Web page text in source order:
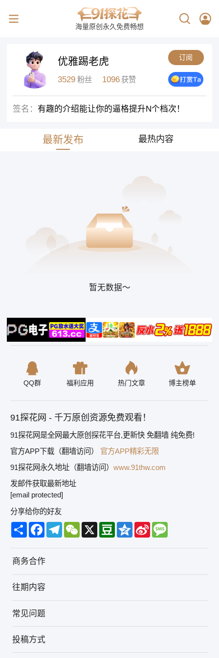
海量原创永久免费畅想
优雅踢老虎 订阅
3529 粉丝 1096 获赞
签名： 有趣的介绍能让你的逼格提升N个档次！
最新发布 最热内容
暂无数据～
QQ群 福利应用 热门文章 博主榜单
91探花网 - 千万原创资源免费观看！
91探花网是全网最大原创探花平台,更新快 免翻墙 纯免费!
官方APP下载（翻墙访问）
官方APP精彩无限
91探花网永久地址（翻墙访问） www.91thw.com
发邮件获取最新地址
[email protected]
分享给你的好友
Share FacebookTelegramWeChat
X DoubanQzoneSina
Weibo
Message
商务合作
往期内容
常见问题
投稿方式